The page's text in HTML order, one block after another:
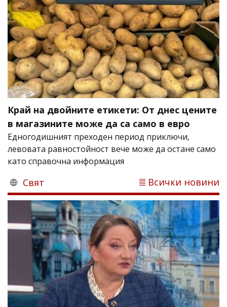
Край на двойните етикети: От днес цените
в магазините може да са само в евро
Едногодишният преходен период приключи,
левовата равностойност вече може да остане само
като справочна информация
Свят Всички новини